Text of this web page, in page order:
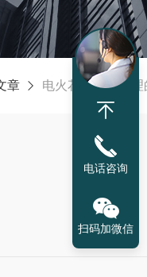
章 电火花检漏仪合
电话咨询
扫码加微信